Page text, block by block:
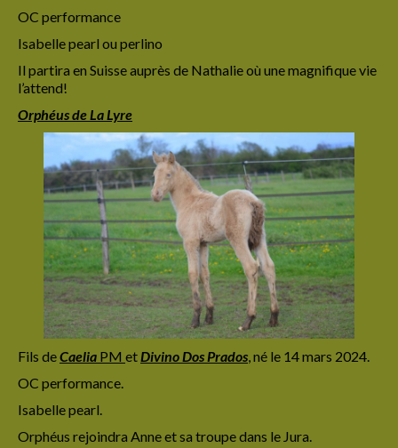
OC performance
Isabelle pearl ou perlino
Il partira en Suisse auprès de Nathalie où une magnifique vie
l’attend!
Orphéus de La Lyre
Fils deCaelia PM etDivino Dos Prados,né le 14 mars 2024.
OC performance.
Isabelle pearl.
Orphéus rejoindra Anne et sa troupe dans le Jura.